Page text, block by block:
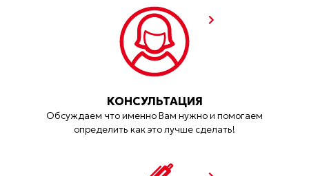
КОНСУЛЬТАЦИЯ
Обсуждаем что именно Вам нужно и помогаем
определить как это лучше сделать!